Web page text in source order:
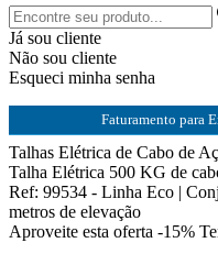
Já sou cliente
Não sou cliente
Esqueci minha senha
Faturamento para
Talhas Elétrica de Cabo de
Talha Elétrica 500 KG de
Ref: 99534 - Linha Eco |
metros de elevação
Aproveite esta oferta -15%